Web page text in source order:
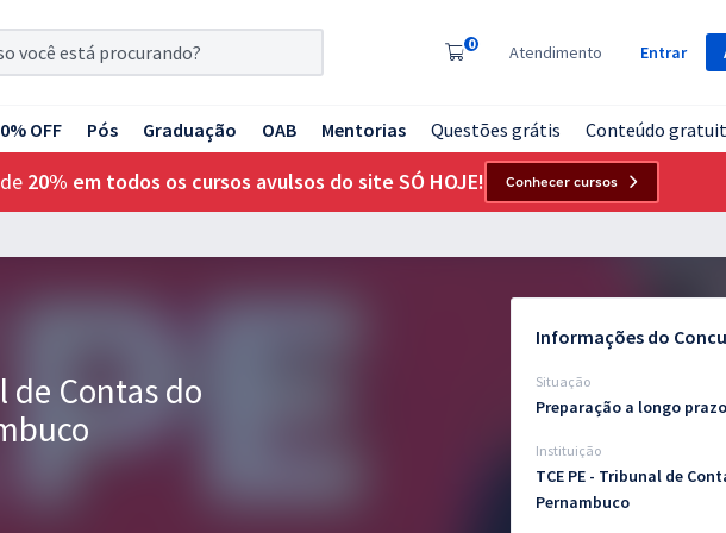
0 Atendimento Entrar
OFF Pós Graduação OAB Mentorias Questões grátis Conteúdo
20% em todos os cursos avulsos do site SÓ HOJE! Conhecer cursos
de Contas do
Informações do
Situação
Preparação a longo prazo
Instituição
TCE PE - Tribunal de
Pernambuco